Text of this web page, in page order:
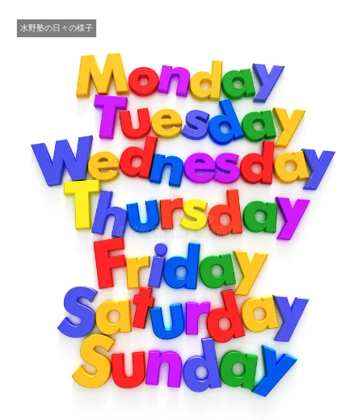
水野塾の日々の様子